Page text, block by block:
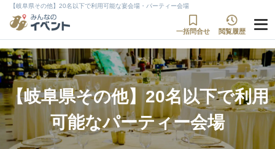
【岐阜県その他】20名以下で利用可能な宴会場・パーティー会場
一括問合せ 閲覧履歴
【岐阜県その他】20名以下で利用
可能なパーティー会場